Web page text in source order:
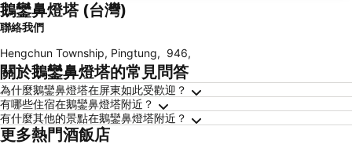
鵝鑾鼻燈塔 (台灣)
聯絡我們
Hengchun Township, Pingtung, 946,
關於鵝鑾鼻燈塔的常見問答
為什麼鵝鑾鼻燈塔在屏東如此受歡迎？
有哪些住宿在鵝鑾鼻燈塔附近？
有什麼其他的景點在鵝鑾鼻燈塔附近？
更多熱門酒飯店